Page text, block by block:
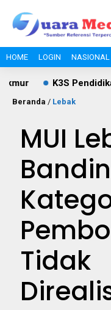
HOME LOGIN NASIONAL
K3S Pendidikan Cikulur
Beranda / Lebak
MUI
Tidak